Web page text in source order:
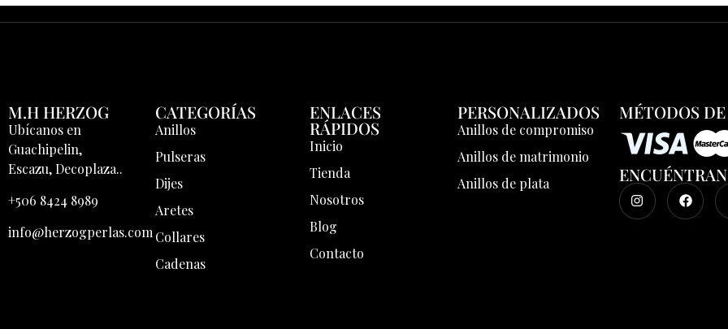
M.H HERZOG
Ubícanos en
Guachipelin,
Escazu, Decoplaza..
+506 8424 8989
info@herzogperlas.com
CATEGORÍAS
Anillos
Pulseras
Dijes
Aretes
Collares
Cadenas
ENLACES
RÁPIDOS
Inicio
Tienda
Nosotros
Blog
Contacto
PERSONALIZADOS
Anillos de compromiso
Anillos de matrimonio
Anillos de plata
MÉTODOS